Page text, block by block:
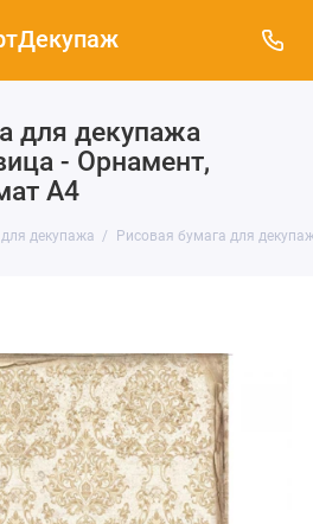
для декупажа
- Орнамент,
А4
декупажа Рисовая бумага для